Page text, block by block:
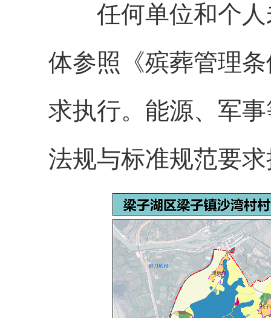
任何单位和个
体参照《殡葬管理
求执行。能源、军
法规与标准规范要